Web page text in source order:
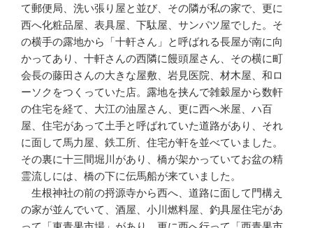
て郵便局、洗い張り屋と並び、その隣が私の家で、更に
西へ化粧品屋、表具屋、下駄屋、サンパツ屋でした。そ
の横手の露地から「十軒さん」と呼ばれる長屋が南に向
かってあり、十軒さんの西隣に饅頭屋さん、その横に町
会長の藤田さんの大きな屋敷、岩見医院、材木屋、和ロ
ーソクをつくっていた店。露地を挟んで雑穀屋から数軒
の住宅を経て、大江の油屋さん、更に西へ米屋、ハ百
屋、住宅があって土手と呼ばれていた道路があり、それ
に面して馬力屋、鉄工所、住宅が軒を並べていました。
その裏に十三間堀川があり、橋が架かっていてお盆の精
霊流しには、橋の下に伝馬船が来ていました。
生根神社の前の捋源寺から西へ、道路に面して門構え
の家が並んでいて、酒屋、小川燃料屋、釣具屋住宅があ